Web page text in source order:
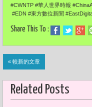
#CWNTP #華人世界時報
#EDN #東方數位新聞
Share This To :
« 較新的文章
Related Posts